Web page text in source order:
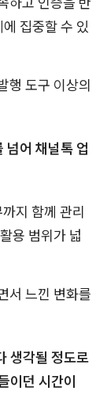
집중할 수 있
행 도구 이상의
넘어 채널톡 업
지 함께 관리
용 범위가 넓
서 느낀 변화를
생각될 정도로
이던 시간이